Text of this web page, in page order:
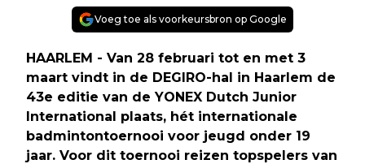
Voeg toe als voorkeursbron op Google
HAARLEM - Van 28 februari tot en met 3
maart vindt in de DEGIRO-hal in Haarlem de
43e editie van de YONEX Dutch Junior
International plaats, hét internationale
badmintontoernooi voor jeugd onder 19
jaar. Voor dit toernooi reizen topspelers van